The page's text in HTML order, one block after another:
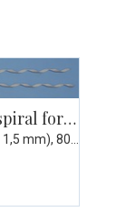
ADSS endefeste spiral for G48, med øye
For kabel 10,4mm (+/- 1,5 mm), 80m spenn